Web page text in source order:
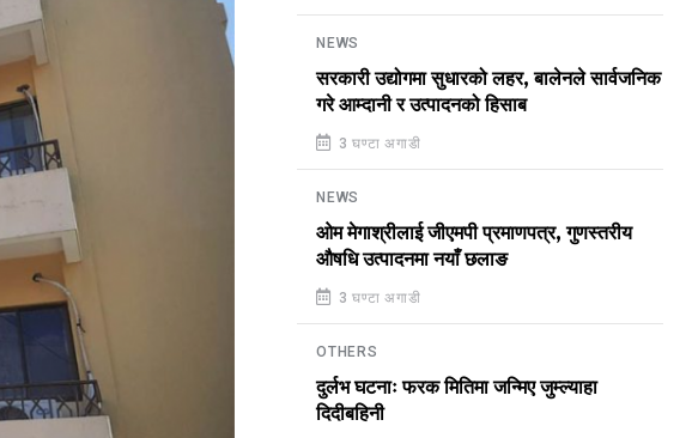
NEWS
सरकारी उद्योगमा सुधारको लहर, बालेनले सार्वजनिक
गरे आम्दानी र उत्पादनको हिसाब
3 घण्टा अगाडी
NEWS
ओम मेगाश्रीलाई जीएमपी प्रमाणपत्र, गुणस्तरीय
औषधि उत्पादनमा नयाँ छलाङ
3 घण्टा अगाडी
OTHERS
दुर्लभ घटनाः फरक मितिमा जन्मिए जुम्ल्याहा
दिदीबहिनी